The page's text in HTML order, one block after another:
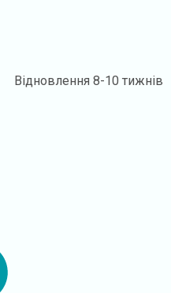
Відновлення 8-10 тижнів